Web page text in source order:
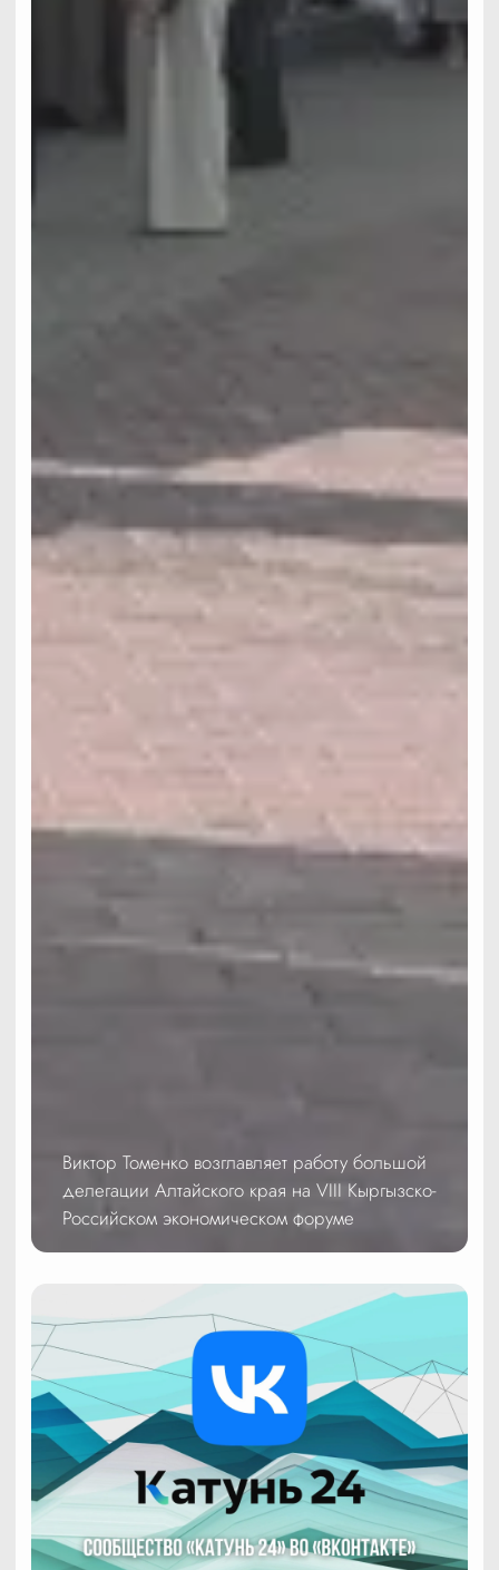
Виктор Томенко возглавляет работу большой
делегации Алтайского края на VIII Кыргызско-
Российском экономическом форуме